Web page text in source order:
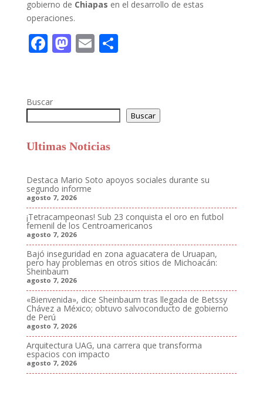
gobierno de Chiapas en el desarrollo de estas
operaciones.
F
b
o
k
M
o
n
E C
ar
Buscar
Buscar
Ultimas Noticias
Destaca Mario Soto apoyos sociales durante su
segundo informe
agosto 7, 2026
¡Tetracampeonas! Sub 23 conquista el oro en futbol
femenil de los Centroamericanos
agosto 7, 2026
Bajó inseguridad en zona aguacatera de Uruapan,
pero hay problemas en otros sitios de Michoacán:
Sheinbaum
agosto 7, 2026
«Bienvenida», dice Sheinbaum tras llegada de Betssy
Chávez a México; obtuvo salvoconducto de gobierno
de Perú
agosto 7, 2026
Arquitectura UAG, una carrera que transforma
espacios con impacto
agosto 7, 2026